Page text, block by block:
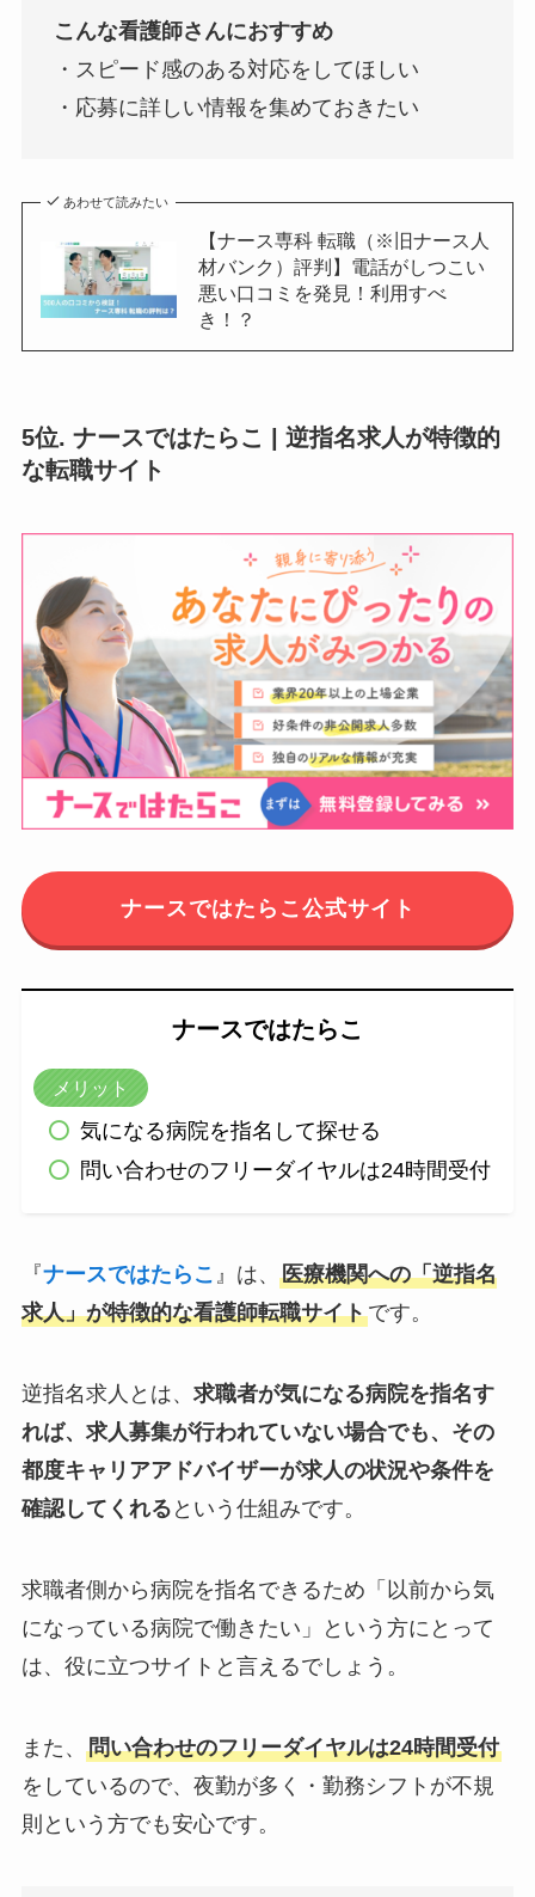
こんな看護師さんにおすすめ
・スピード感のある対応をしてほしい
・応募に詳しい情報を集めておきたい
あわせて読みたい
【ナース専科 転職（※旧ナース人
材バンク）評判】電話がしつこい
悪い口コミを発見！利用すべ
き！？
5位. ナースではたらこ | 逆指名求人が特徴的
な転職サイト
ナースではたらこ公式サイト
ナースではたらこ
メリット
気になる病院を指名して探せる
問い合わせのフリーダイヤルは24時間受付
『ナースではたらこ 』は、 医療機関への「逆指名
求人」が特徴的な看護師転職サイトです。
逆指名求人とは、 求職者が気になる病院を指名す
れば、求人募集が行われていない場合でも、その
都度キャリアアドバイザーが求人の状況や条件を
確認してくれる という仕組みです。
求職者側から病院を指名できるため「以前から気
になっている病院で働きたい」という方にとって
は、役に立つサイトと言えるでしょう。
また、 問い合わせのフリーダイヤルは24時間受付
をしているので、夜勤が多く・勤務シフトが不規
則という方でも安心です。